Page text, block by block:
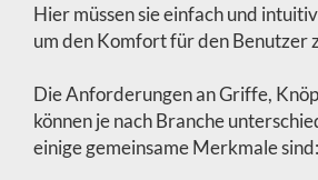
Hier müssen sie einfach und
um den Komfort für den Benutzer
Die Anforderungen an Griffe,
können je nach Branche
einige gemeinsame Merkmale sind: